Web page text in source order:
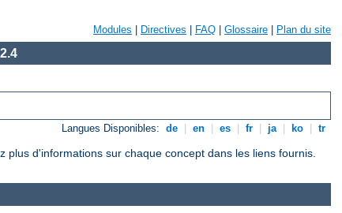
Modules Directives FAQ Glossaire Plan du site
Langues Disponibles: de en es fr ja ko tr
d'informations sur chaque concept dans les liens fournis.